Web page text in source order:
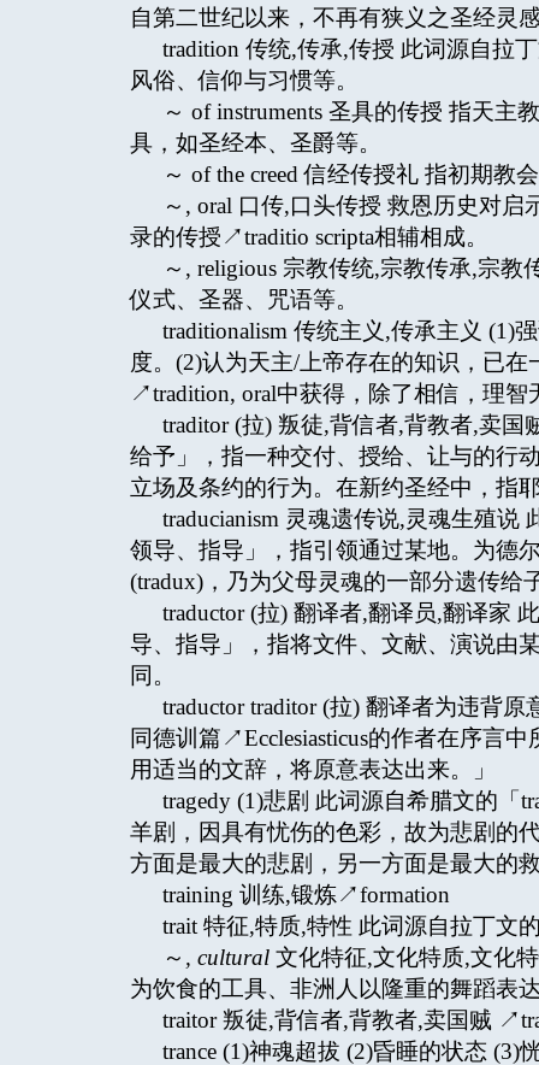
自第二世纪以来，不再有狭义之圣经灵
tradition 传统,传承,传授 此词源自拉
风俗、信仰与习惯等。
～ of instruments 圣具的传授 指天
具，如圣经本、圣爵等。
～ of the creed 信经传授礼 指初期
～, oral 口传,口头传授 救恩历史对
录的传授↗traditio scripta相辅相成。
～, religious 宗教传统,宗教传承,宗
仪式、圣器、咒语等。
traditionalism 传统主义,传承主义 (1)
度。(2)认为天主/上帝存在的知识，已
↗tradition, oral中获得，除了相信，理智
traditor (拉) 叛徒,背信者,背教者,卖国
给予」，指一种交付、授给、让与的行
立场及条约的行为。在新约圣经中，指
traducianism 灵魂遗传说,灵魂生殖说
领导、指导」，指引领通过某地。为德
(tradux)，乃为父母灵魂的一部分遗传给
traductor (拉) 翻译者,翻译员,翻译家
导、指导」，指将文件、文献、演说由
同。
traductor traditor (拉) 翻译者为违背
同德训篇↗Ecclesiasticus的作者在序言
用适当的文辞，将原意表达出来。」
tragedy (1)悲剧 此词源自希腊文的「
羊剧，因具有忧伤的色彩，故为悲剧的
方面是最大的悲剧，另一方面是最大的
training 训练,锻炼↗formation
trait 特征,特质,特性 此词源自拉丁文
～ , cultural 文化特征,文化特质,文化
为饮食的工具、非洲人以隆重的舞蹈表
traitor 叛徒,背信者,背教者,卖国贼
trance (1)神魂超拔 (2)昏睡的状态 (3)